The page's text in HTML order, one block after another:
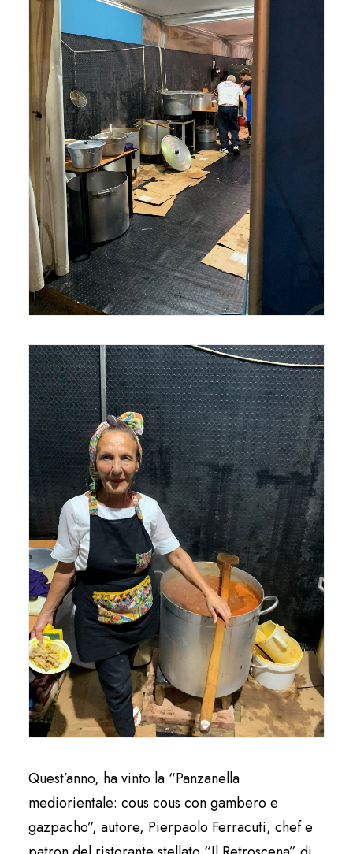
Quest’anno, ha vinto la “Panzanella
mediorientale: cous cous con gambero e
gazpacho”, autore, Pierpaolo Ferracuti, chef e